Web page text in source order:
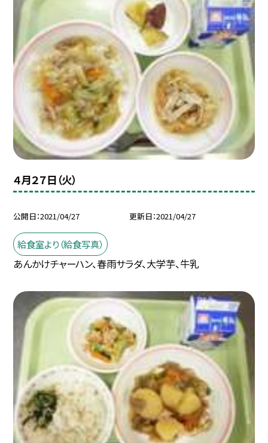
４月２７日（火）
公開日 2021/04/27 更新日 2021/04/27
給食室より（給食写真）
あんかけチャーハン、春雨サラダ、大学芋、牛乳